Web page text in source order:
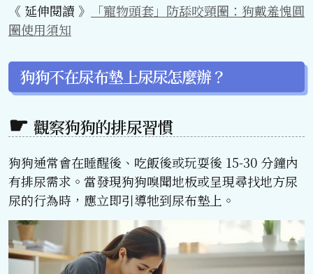
《 延伸閱讀 》
「寵物頭套」防舔咬頸圈：狗戴羞愧圓
圈使用須知
狗狗不在尿布墊上尿尿怎麼辦？
觀察狗狗的排尿習慣
狗狗通常會在睡醒後、吃飯後或玩耍後 15-30 分鐘內
有排尿需求。當發現狗狗嗅聞地板或呈現尋找地方尿
尿的行為時，應立即引導牠到尿布墊上。